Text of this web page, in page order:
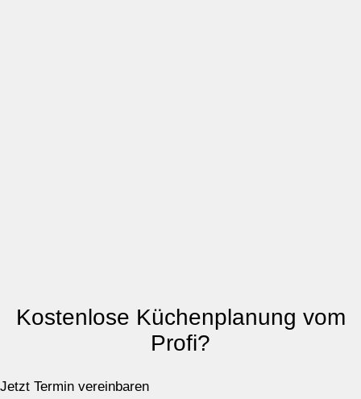
Kostenlose Küchenplanung vom
Profi?
Jetzt Termin vereinbaren